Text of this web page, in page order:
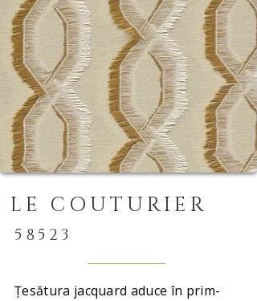
LE COUTURIER
58523
Țesătura jacquard aduce în prim-